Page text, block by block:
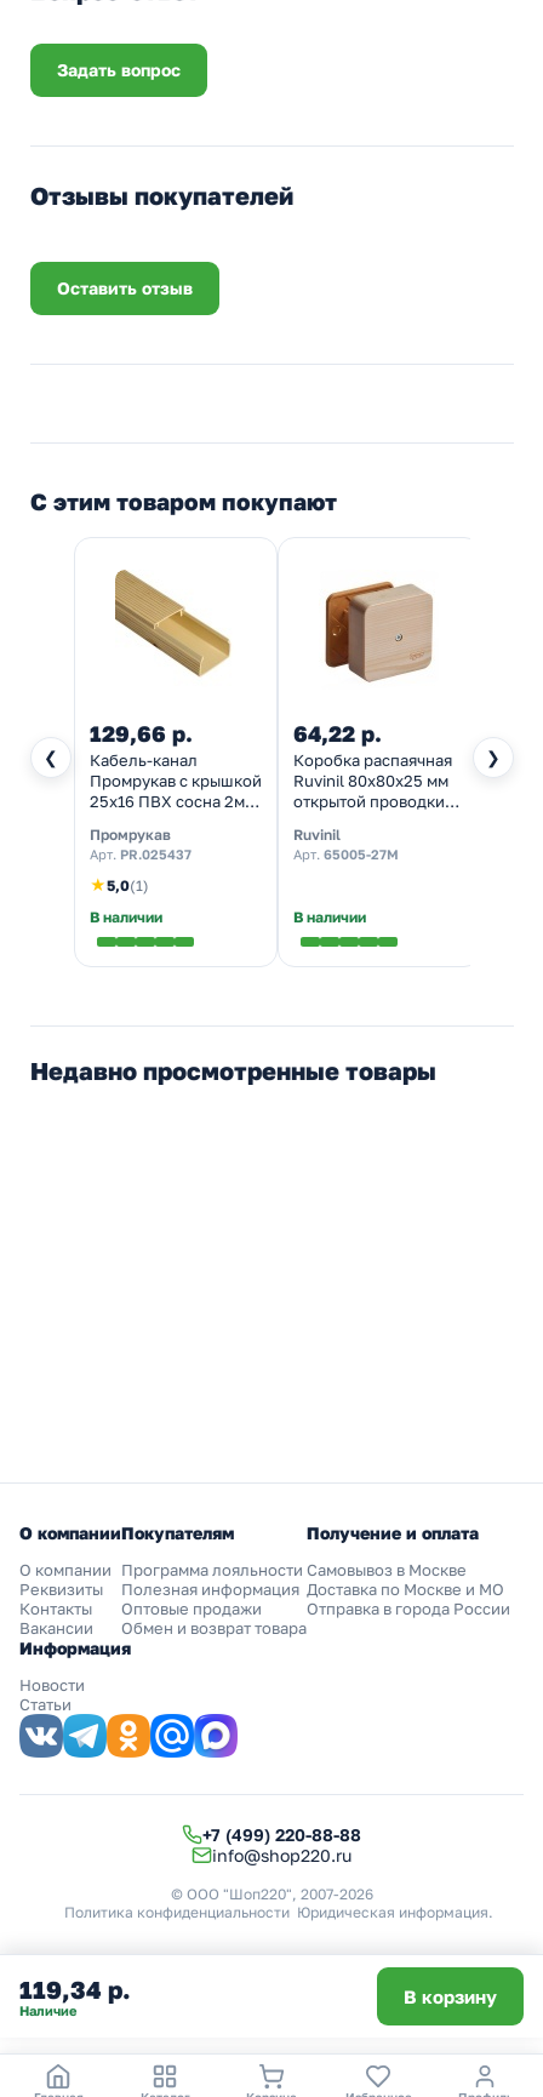
Задать вопрос
Отзывы покупателей
Оставить отзыв
С этим товаром покупают
❮ ❯
129,66 р.
Кабель-канал
Промрукав с крышкой
25х16 ПВХ сосна 2м/
(кабельный короб)
Промрукав
Арт. PR.025437
★5,0(1)
В наличии
64,22 р.
Коробка распаячная
Ruvinil 80х80х25 мм
открытой проводки
Ruvinil
Арт. 65005-27М
В наличии
Недавно просмотренные товары
119,34 р.
Наличие
В корзину
О компании
О компании
Реквизиты
Контакты
Вакансии
Покупателям
Программа лояльности
Полезная информация
Оптовые продажи
Обмен и возврат товара
Получение и оплата
Самовывоз в Москве
Доставка по Москве и МО
Отправка в города России
Информация
Новости
Статьи
+7 (499) 220-88-88
info@shop220.ru
© ООО "Шоп220", 2007-2026
Политика конфиденциальности Юридическая информация.